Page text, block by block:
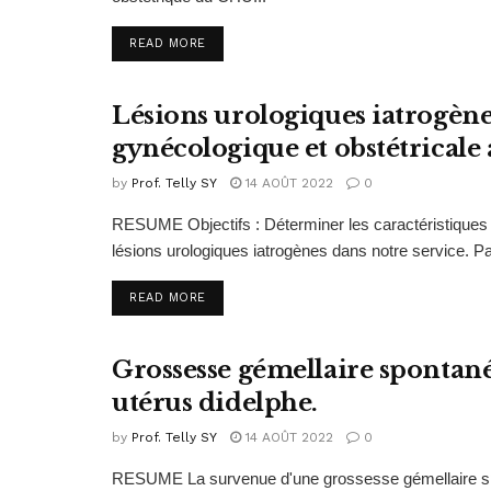
READ MORE
PUBLICATIONS 2020
Lésions urologiques
gynécologique et obstétricale
by Prof. Telly SY 14 AOÛT 2022 0
RESUME Objectifs : Déterminer les
lésions urologiques iatrogènes dans notre service.
READ MORE
PUBLICATIONS 2020
Grossesse gémellaire
utérus didelphe.
by Prof. Telly SY 14 AOÛT 2022 0
RESUME La survenue d'une grossesse gémellaire